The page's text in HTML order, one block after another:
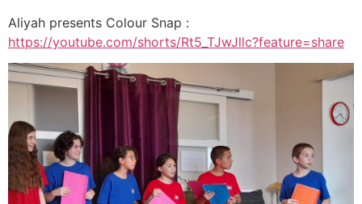
Aliyah presents Colour Snap :
https://youtube.com/shorts/Rt5_TJwJllc?feature=share